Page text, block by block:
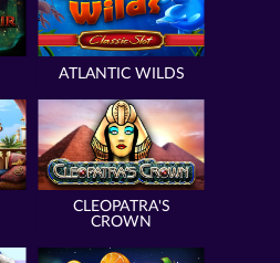
ATLANTIC WILDS
CLEOPATRA'S
CROWN